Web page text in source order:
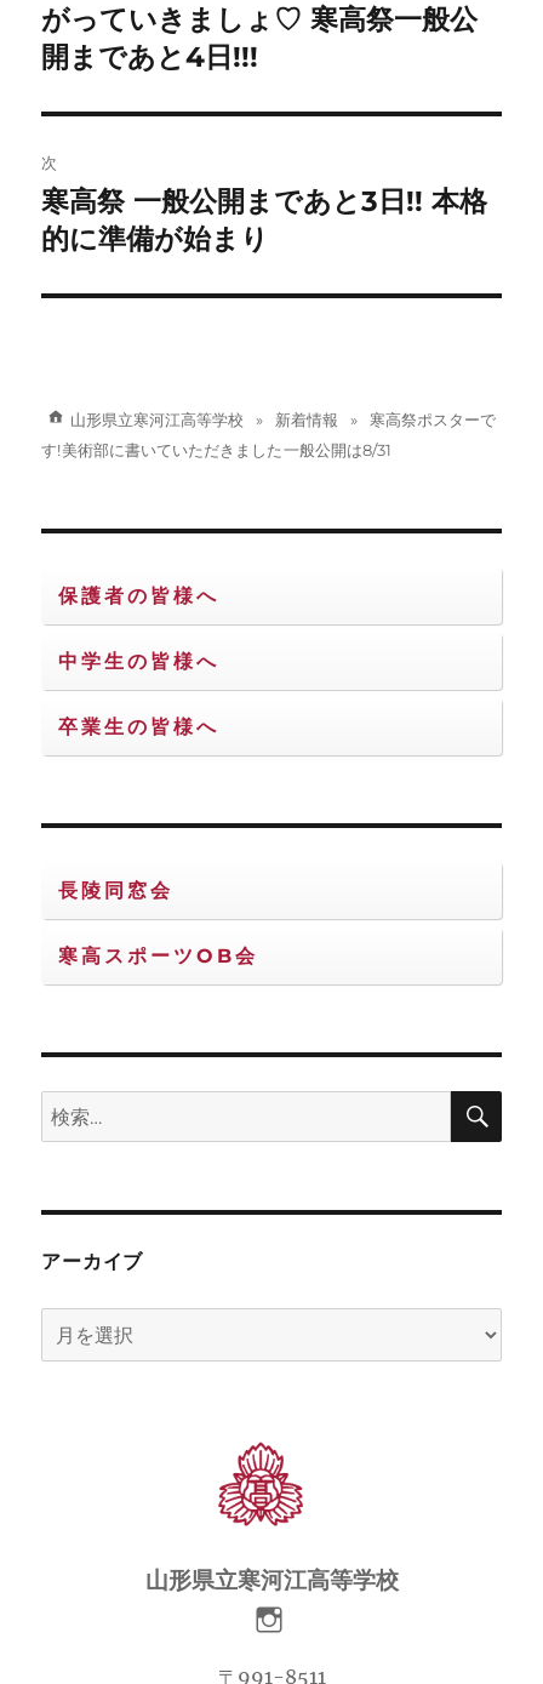
ナ
ビ
ゲ
ー
シ
の
投
がっていきましょ♡ 寒高祭一般公
開まであと4日!!!
次
次
の
稿:
寒高祭 一般公開まであと3日!! 本格
的に準備が始まり
山形県立寒河江高等学校 新着情報
寒高祭ポスターで
す! 美術部に書いていただきました 一般公開は8/31
保護者の皆様へ
中学生の皆様へ
卒業生の皆様へ
長陵同窓会
寒高スポーツOB会
検
索:
検
アーカイブ
ー
山形県立寒河江高等学校
〒991-8511